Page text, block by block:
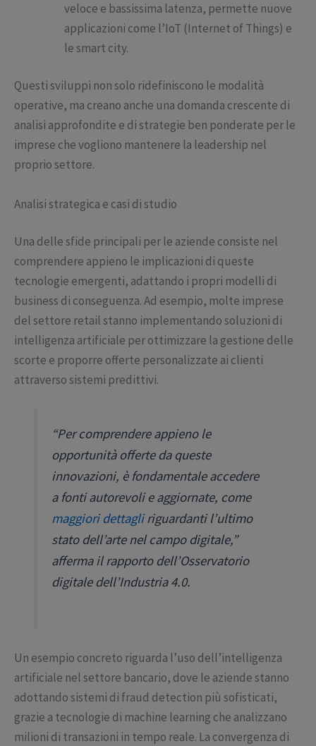
veloce e bassissima latenza, permette nuove
applicazioni come l’IoT (Internet of Things) e
le smart city.
Questi sviluppi non solo ridefiniscono le modalità
operative, ma creano anche una domanda crescente di
analisi approfondite e di strategie ben ponderate per le
imprese che vogliono mantenere la leadership nel
proprio settore.
Analisi strategica e casi di studio
Una delle sfide principali per le aziende consiste nel
comprendere appieno le implicazioni di queste
tecnologie emergenti, adattando i propri modelli di
business di conseguenza. Ad esempio, molte imprese
del settore retail stanno implementando soluzioni di
intelligenza artificiale per ottimizzare la gestione delle
scorte e proporre offerte personalizzate ai clienti
attraverso sistemi predittivi.
“Per comprendere appieno le
opportunità offerte da queste
innovazioni, è fondamentale accedere
a fonti autorevoli e aggiornate, come
maggiori dettagliriguardanti l’ultimo
stato dell’arte nel campo digitale,”
afferma il rapporto dell’Osservatorio
digitale dell’Industria 4.0.
Un esempio concreto riguarda l’uso dell’intelligenza
artificiale nel settore bancario, dove le aziende stanno
adottando sistemi di fraud detection più sofisticati,
grazie a tecnologie di machine learning che analizzano
milioni di transazioni in tempo reale. La convergenza di